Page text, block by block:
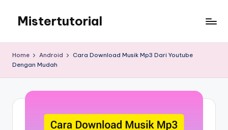
content
Mistertutorial
Android
Home Android
Cara Download Musik Mp3 Dari Youtube
Dengan Mudah